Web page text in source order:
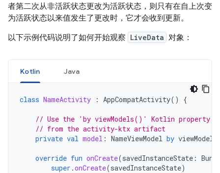
者第二次从非活跃状态更改为活跃状态，则只有在自上次变
为活跃状态以来值发生了更改时，它才会收到更新。
以下示例代码说明了如何开始观察 LiveData 对象：
Kotlin Java
class NameActivity : AppCompatActivity() {
// Use the 'by viewModels()' Kotlin property
// from the activity-ktx artifact
private val model : NameViewModel by viewModels
override fun onCreate(savedInstanceState :
super .onCreate(savedInstanceState)